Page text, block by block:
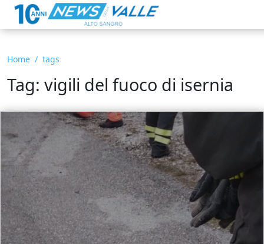
Home tags
Tag: vigili del fuoco di isernia